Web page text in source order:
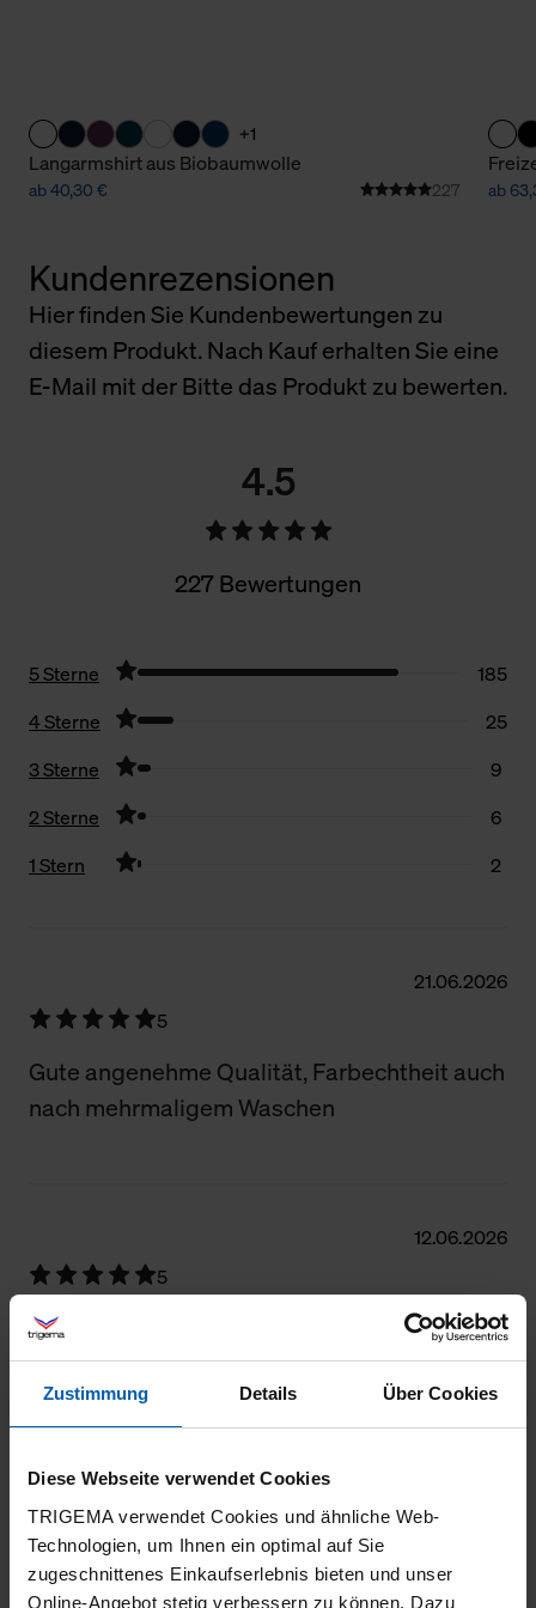
Zustimmung Details Über Cookies
Diese Webseite verwendet Cookies
TRIGEMA verwendet Cookies und ähnliche Web-
Technologien, um Ihnen ein optimal auf Sie
zugeschnittenes Einkaufserlebnis bieten und unser
Online-Angebot stetig verbessern zu können. Dazu
+1
Langarmshirt aus Biobaumwolle
ab 40,30 € 227 ab
Kundenrezensionen
Hier finden Sie Kundenbewertungen zu
diesem Produkt. Nach Kauf erhalten Sie eine
E-Mail mit der Bitte das Produkt zu bewerten.
4.5
227 Bewertungen
5 Sterne
185
4 Sterne
25
3 Sterne
9
2 Sterne
6
1 Stern
2
21.06.2026
5
Gute angenehme Qualität, Farbechtheit auch
nach mehrmaligem Waschen
12.06.2026
5
Shirt gefällt mir gut
Schönes Basic Shirt, sitzt sehr gut